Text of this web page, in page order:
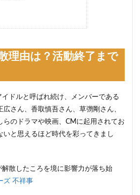
理由は？活動終了まで
イドルと呼ばれ続け、メンバーである
さん、香取慎吾さん、草彅剛さん、
らのドラマや映画、CMに起用されてお
いと思えるほど時代を彩ってきまし
解散したころを境に影響力が落ち始
ズ 不祥事